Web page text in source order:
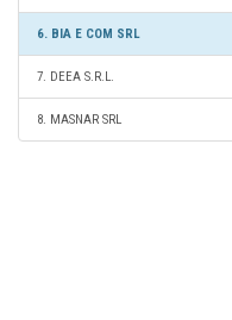
6. BIA E COM SRL
7. DEEA S.R.L.
8. MASNAR SRL